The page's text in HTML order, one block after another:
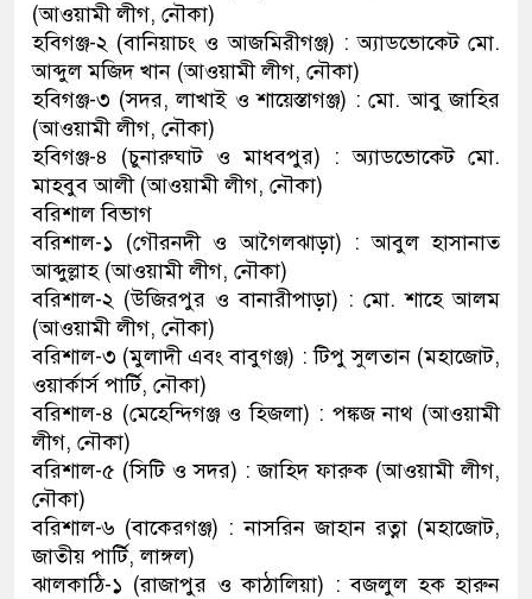
(আওয়ামী লীগ, নৌকা)
হবিগঞ্জ-২ (বানিয়াচং ও আজমিরীগঞ্জ) : অ্যাডভোকেট মো.
আব্দুল মজিদ খান (আওয়ামী লীগ, নৌকা)
হবিগঞ্জ-৩ (সদর, লাখাই ও শায়েস্তাগঞ্জ) : মো. আবু জাহির
(আওয়ামী লীগ, নৌকা)
হবিগঞ্জ-৪ (চুনারুঘাট ও মাধবপুর) : অ্যাডভোকেট মো.
মাহবুব আলী (আওয়ামী লীগ, নৌকা)
বরিশাল বিভাগ
বরিশাল-১ (গৌরনদী ও আগৈলঝাড়া) : আবুল হাসানাত
আব্দুল্লাহ (আওয়ামী লীগ, নৌকা)
বরিশাল-২ (উজিরপুর ও বানারীপাড়া) : মো. শাহে আলম
(আওয়ামী লীগ, নৌকা)
বরিশাল-৩ (মুলাদী এবং বাবুগঞ্জ) : টিপু সুলতান (মহাজোট,
ওয়ার্কার্স পার্টি, নৌকা)
বরিশাল-৪ (মেহেন্দিগঞ্জ ও হিজলা) : পঙ্কজ নাথ (আওয়ামী
লীগ, নৌকা)
বরিশাল-৫ (সিটি ও সদর) : জাহিদ ফারুক (আওয়ামী লীগ,
নৌকা)
বরিশাল-৬ (বাকেরগঞ্জ) : নাসরিন জাহান রত্না (মহাজোট,
জাতীয় পার্টি, লাঙ্গল)
ঝালকাঠি-১ (রাজাপুর ও কাঠালিয়া) : বজলুল হক হারুন